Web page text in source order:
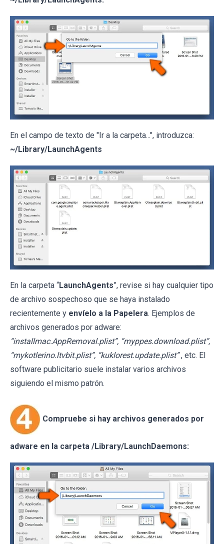
En el campo de texto de "Ir a la carpeta...", introduzca:
~/Library/LaunchAgents
En la carpeta “LaunchAgents”, revise si hay cualquier tipo
de archivo sospechoso que se haya instalado
recientemente y envíelo a la Papelera. Ejemplos de
archivos generados por adware:
“installmac.AppRemoval.plist”, “myppes.download.plist”,
“mykotlerino.ltvbit.plist”, “kuklorest.update.plist” , etc. El
software publicitario suele instalar varios archivos
siguiendo el mismo patrón.
Compruebe si hay archivos generados por
adware en la carpeta /Library/LaunchDaemons: